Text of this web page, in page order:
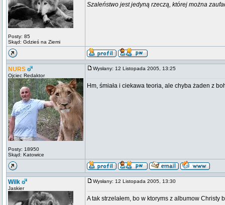
Posty: 85
Skąd: Gdzieś na Ziemi
Szaleństwo jest jedyną rzeczą, której można
NURS
Ojciec Redaktor
Posty: 18950
Skąd: Katowice
Wysłany: 12 Listopada 2005, 13:25
Hm, śmiała i ciekawa teoria, ale chyba żaden z
Wilk
Jaskier
Wysłany: 12 Listopada 2005, 13:30
A tak strzelałem, bo w ktoryms z albumow Christy